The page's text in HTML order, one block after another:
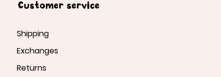
Customer service
Shipping
Exchanges
Returns